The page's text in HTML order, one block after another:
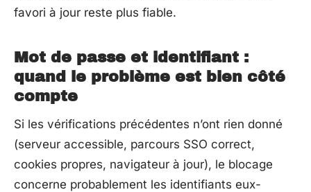
favori à jour reste plus fiable.
Mot de passe et identifiant :
quand le problème est bien côté
compte
Si les vérifications précédentes n’ont rien donné
(serveur accessible, parcours SSO correct,
cookies propres, navigateur à jour), le blocage
concerne probablement les identifiants eux-